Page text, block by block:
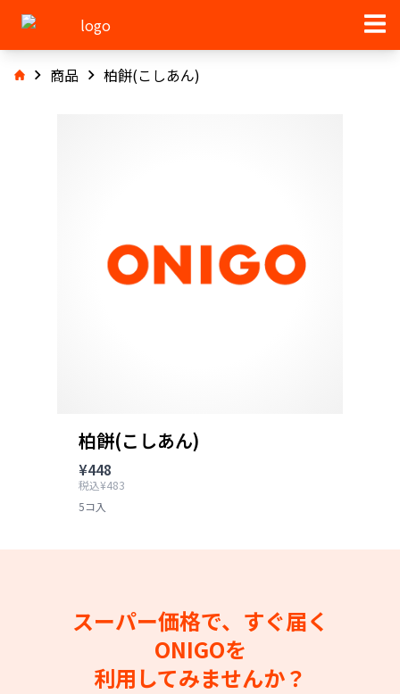
商品 柏餅(こしあん)
柏餅(こしあん)
¥448
税込¥483
5コ入
スーパー価格で、すぐ届く
ONIGOを
利用してみませんか？